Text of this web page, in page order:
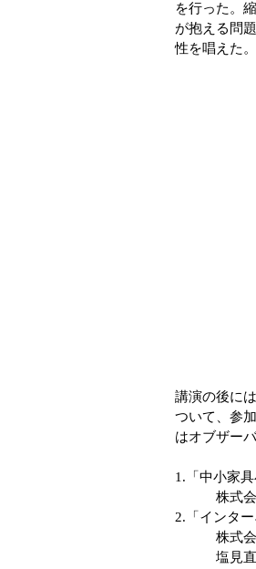
を行った。
が抱える問
性を唱えた
講演の後に
ついて、参
はオブザー
1.「中小家
株式会社
2.「インタ
株式会社
塩見直